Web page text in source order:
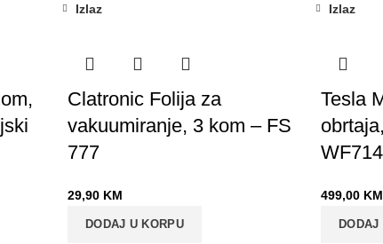
Izlaz
Clatronic Folija za
vakuumiranje, 3 kom – FS
777
29,90 KM
DODAJ U KORPU
Izlaz
Tesla
499,00 KM
DODAJ